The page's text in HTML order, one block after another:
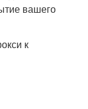
вашего
к